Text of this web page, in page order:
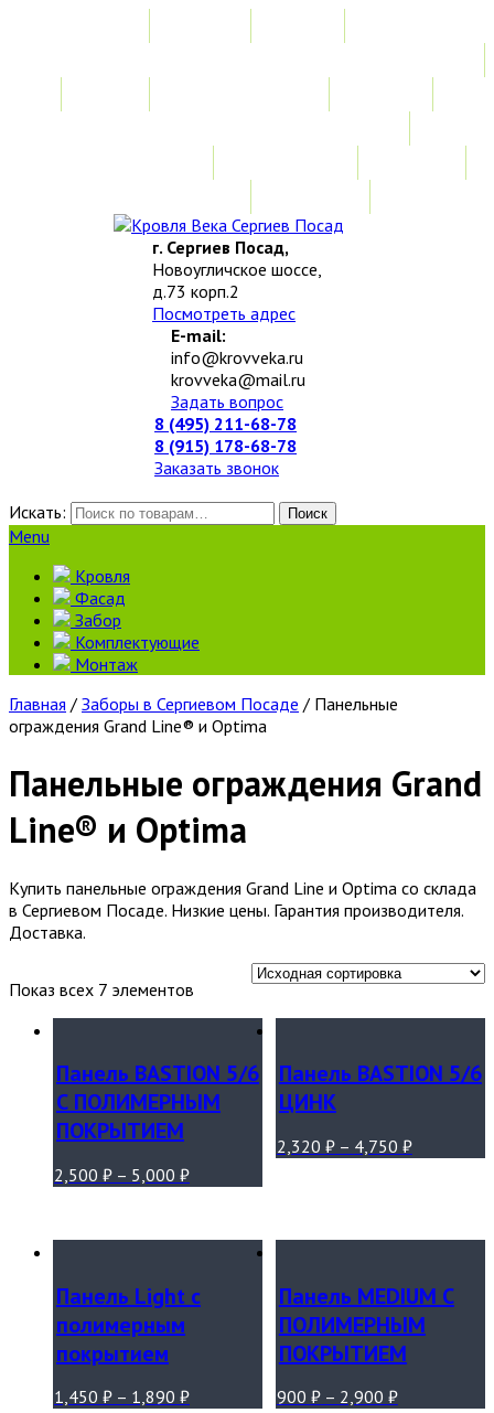
г. Сергиев Посад,
Новоугличское шоссе,
д.73 корп.2
Посмотреть адрес
E-mail:
info@krovveka.ru
krovveka@mail.ru
Задать вопрос
8 (495) 211-68-78
8 (915) 178-68-78
Заказать звонок
Искать:
Поиск
Menu
Кровля
Фасад
Забор
Комплектующие
Монтаж
Главная / Заборы в Сергиевом Посаде / Панельные
ограждения Grand Line® и Optima
Панельные ограждения Grand
Line® и Optima
Купить панельные ограждения Grand Line и Optima со склада
в Сергиевом Посаде. Низкие цены. Гарантия производителя.
Доставка.
Показ всех 7 элементов
Панель BASTION 5/6
С ПОЛИМЕРНЫМ
ПОКРЫТИЕМ
2,500 ₽ – 5,000 ₽
Панель BASTION 5/6
ЦИНК
2,320 ₽– 4,750 ₽
Панель Light с
полимерным
покрытием
1,450 ₽ – 1,890 ₽
Панель MEDIUM С
ПОЛИМЕРНЫМ
ПОКРЫТИЕМ
900 ₽– 2,900 ₽